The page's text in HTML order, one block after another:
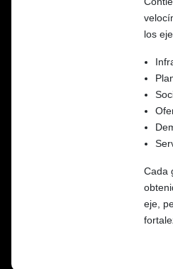
los
Cada
eje,